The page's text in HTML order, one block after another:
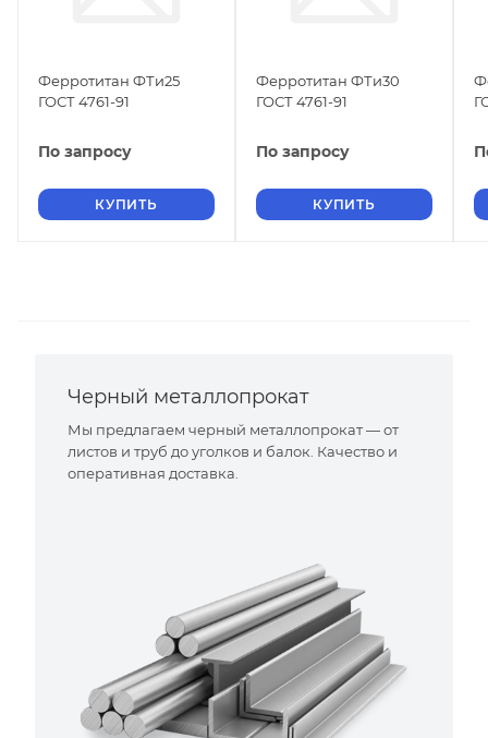
Ферротитан ФТи25
ГОСТ 4761-91
По запросу
КУПИТЬ
Ферротитан ФТи30
ГОСТ 4761-91
По запросу
КУПИТЬ
Черный металлопрокат
Мы предлагаем черный металлопрокат — от
листов и труб до уголков и балок. Качество и
оперативная доставка.